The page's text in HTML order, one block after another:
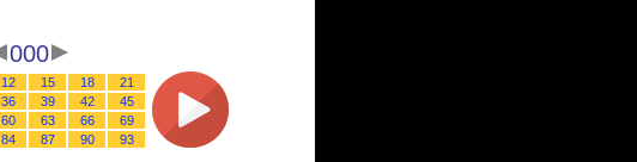
000
12 15 18
21
36 39 42
45
60 63 66
69
84 87 90 93